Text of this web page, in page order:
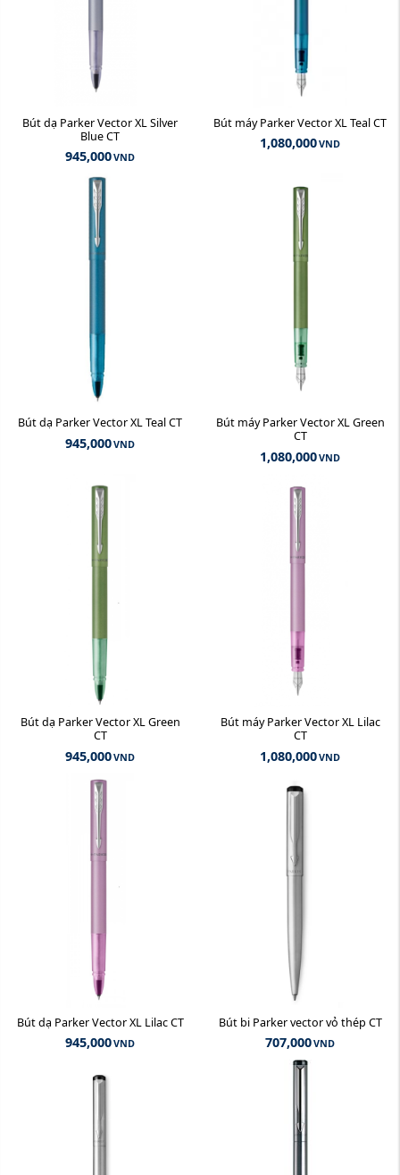
Bút dạ Parker Vector XL Silver
Blue CT
945,000VND
Bút máy Parker Vector XL Teal CT
1,080,000VND
Bút dạ Parker Vector XL Teal CT
945,000VND
Bút máy Parker Vector XL Green
CT
1,080,000VND
Bút dạ Parker Vector XL Green
CT
945,000VND
Bút máy Parker Vector XL Lilac
CT
1,080,000VND
Bút dạ Parker Vector XL Lilac CT
945,000VND
Bút bi Parker vector vỏ thép CT
707,000VND